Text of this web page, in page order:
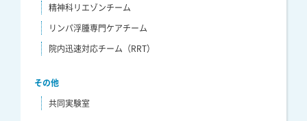
精神科リエゾンチーム
リンパ浮腫専門ケアチーム
院内迅速対応チーム（RRT）
その他
共同実験室